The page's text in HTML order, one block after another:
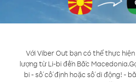
Với Viber Out bạn có thể thực
lượng từ Li-bi đến Bắc Macedonia.
bi - số cố định hoặc số di động! -